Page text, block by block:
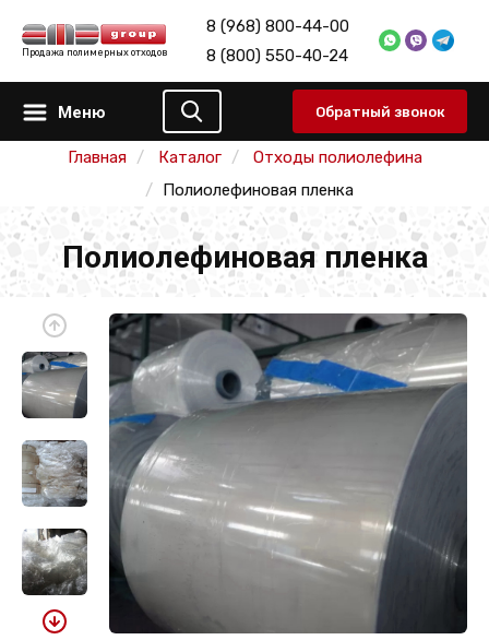
Продажа полимерных отходов
8 (968) 800-44-00
8 (800) 550-40-24
Меню Обратный звонок
Главная Каталог
Отходы полиолефина
Полиолефиновая пленка
Полиолефиновая пленка